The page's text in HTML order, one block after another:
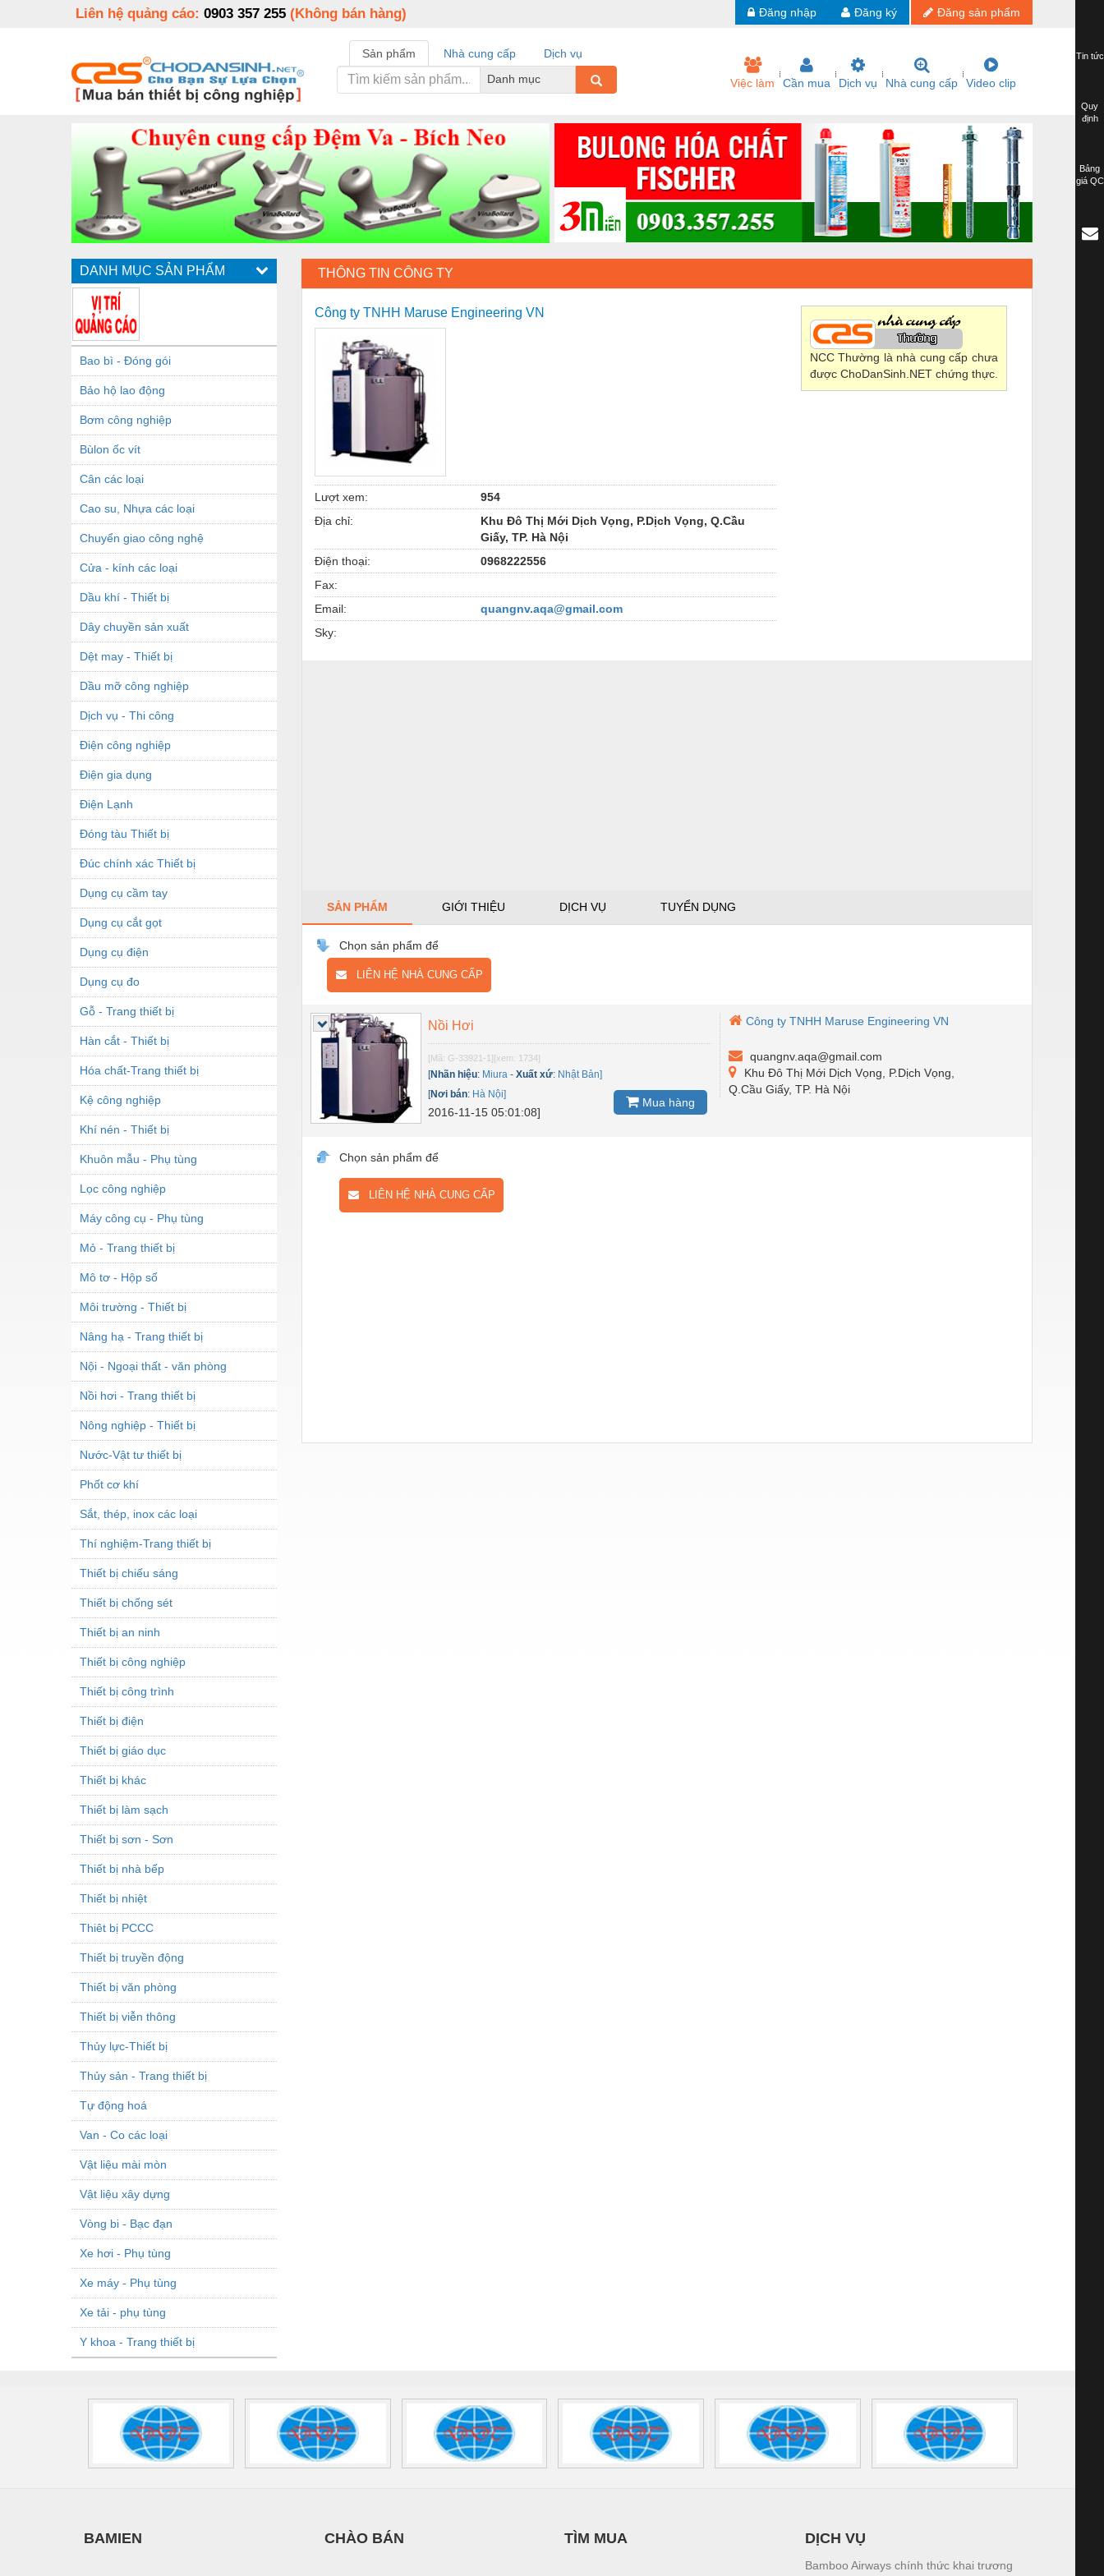
Liên hệ quảng cáo: 0903 357 255 (Không bán hàng) Đăng sản phẩm
Đăng ký
Đăng nhập
Sản phẩm Nhà cung cấp
Dịch vụ
Danh mục
Việc làm Cần mua Dịch vụ Nhà cung cấp Video clip
DANH MỤC SẢN PHẨM
Bao bì - Đóng gói
Bảo hộ lao động
Bơm công nghiệp
Bùlon ốc vít
Cân các loại
Cao su, Nhựa các loại
Chuyển giao công nghệ
Cửa - kính các loại
Dầu khí - Thiết bị
Dây chuyền sản xuất
Dệt may - Thiết bị
Dầu mỡ công nghiệp
Dịch vụ - Thi công
Điện công nghiệp
Điện gia dụng
Điện Lạnh
Đóng tàu Thiết bị
Đúc chính xác Thiết bị
Dụng cụ cầm tay
Dụng cụ cắt gọt
Dụng cụ điện
Dụng cụ đo
Gỗ - Trang thiết bị
Hàn cắt - Thiết bị
Hóa chất-Trang thiết bị
Kệ công nghiệp
Khí nén - Thiết bị
Khuôn mẫu - Phụ tùng
Lọc công nghiệp
Máy công cụ - Phụ tùng
Mỏ - Trang thiết bị
Mô tơ - Hộp số
Môi trường - Thiết bị
Nâng hạ - Trang thiết bị
Nội - Ngoại thất - văn phòng
Nồi hơi - Trang thiết bị
Nông nghiệp - Thiết bị
Nước-Vật tư thiết bị
Phốt cơ khí
Sắt, thép, inox các loại
Thí nghiệm-Trang thiết bị
Thiết bị chiếu sáng
Thiết bị chống sét
Thiết bị an ninh
Thiết bị công nghiệp
Thiết bị công trình
Thiết bị điện
Thiết bị giáo dục
Thiết bị khác
Thiết bị làm sạch
Thiết bị sơn - Sơn
Thiết bị nhà bếp
Thiết bị nhiệt
Thiêt bị PCCC
Thiết bị truyền động
Thiết bị văn phòng
Thiết bị viễn thông
Thủy lực-Thiết bị
Thủy sản - Trang thiết bị
Tự động hoá
Van - Co các loại
Vật liệu mài mòn
Vật liệu xây dựng
Vòng bi - Bạc đạn
Xe hơi - Phụ tùng
Xe máy - Phụ tùng
Xe tải - phụ tùng
Y khoa - Trang thiết bị
THÔNG TIN CÔNG TY
Công ty TNHH Maruse Engineering VN
Lượt xem:
954
Địa chỉ:
Khu Đô Thị Mới Dịch Vọng, P.Dịch Vọng, Q.Cầu
Giấy, TP. Hà Nội
Điện thoại:
0968222556
Fax:
Email:
quangnv.aqa@gmail.com
Sky:
NCC Thường là nhà cung cấp chưa
được ChoDanSinh.NET chứng thực.
SẢN PHẨM GIỚI THIỆU DỊCH VỤ TUYỂN DỤNG
Chọn sản phẩm để
LIÊN HỆ NHÀ CUNG CẤP
Nồi Hơi
[Mã: G-33921-1][xem: 1734]
[Nhãn hiệu: Miura -Xuất xứ: Nhật Bản]
[Nơi bán: Hà Nội]
2016-11-15 05:01:08]
Mua hàng
Công ty TNHH Maruse Engineering VN
quangnv.aqa@gmail.com
Khu Đô Thị Mới Dịch Vọng, P.Dịch Vọng,
Q.Cầu Giấy, TP. Hà Nội
Chọn sản phẩm để
LIÊN HỆ NHÀ CUNG CẤP
BAMIEN CHÀO BÁN TÌM MUA DỊCH VỤ
Bamboo Airways chính thức khai trương
Tin tức
Quy
định
Bảng
giá QC